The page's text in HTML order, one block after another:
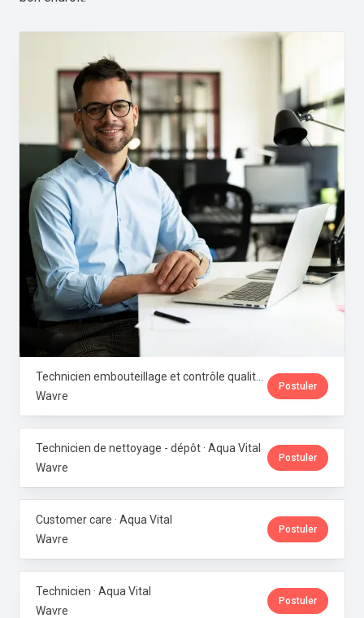
Wavre
Postuler
Technicien de nettoyage - dépôt · Aqua Vital
Wavre
Postuler
Customer care · Aqua Vital
Wavre
Postuler
Technicien · Aqua Vital
Wavre
Postuler